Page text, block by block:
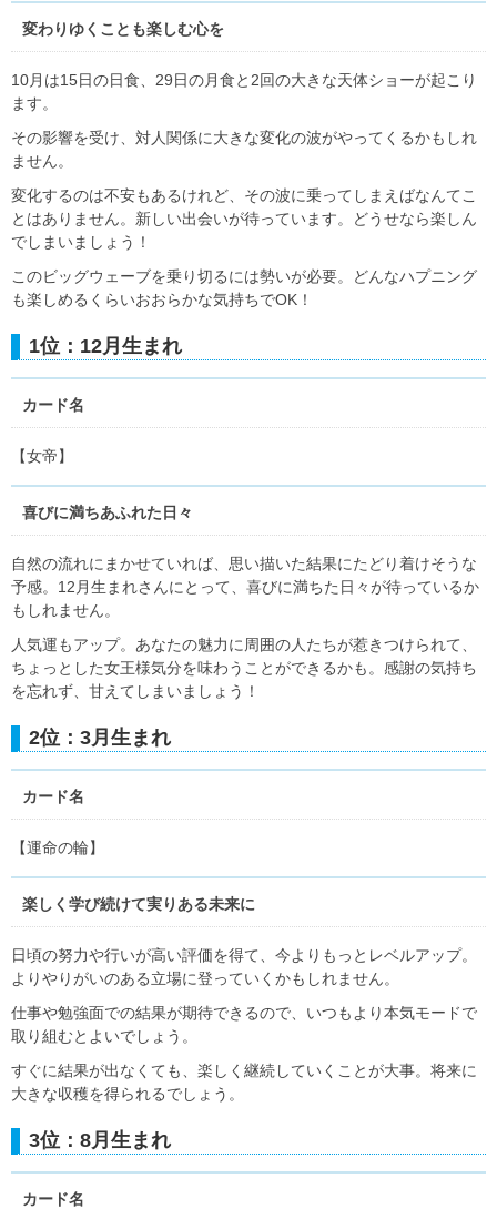
変わりゆくことも楽しむ心を
10月は15日の日食、29日の月食と2回の大きな天体ショーが起こり
ます。
その影響を受け、対人関係に大きな変化の波がやってくるかもしれ
ません。
変化するのは不安もあるけれど、その波に乗ってしまえばなんてこ
とはありません。新しい出会いが待っています。どうせなら楽しん
でしまいましょう！
このビッグウェーブを乗り切るには勢いが必要。どんなハプニング
も楽しめるくらいおおらかな気持ちでOK！
1位：12月生まれ
カード名
【女帝】
喜びに満ちあふれた日々
自然の流れにまかせていれば、思い描いた結果にたどり着けそうな
予感。12月生まれさんにとって、喜びに満ちた日々が待っているか
もしれません。
人気運もアップ。あなたの魅力に周囲の人たちが惹きつけられて、
ちょっとした女王様気分を味わうことができるかも。感謝の気持ち
を忘れず、甘えてしまいましょう！
2位：3月生まれ
カード名
【運命の輪】
楽しく学び続けて実りある未来に
日頃の努力や行いが高い評価を得て、今よりもっとレベルアップ。
よりやりがいのある立場に登っていくかもしれません。
仕事や勉強面での結果が期待できるので、いつもより本気モードで
取り組むとよいでしょう。
すぐに結果が出なくても、楽しく継続していくことが大事。将来に
大きな収穫を得られるでしょう。
3位：8月生まれ
カード名